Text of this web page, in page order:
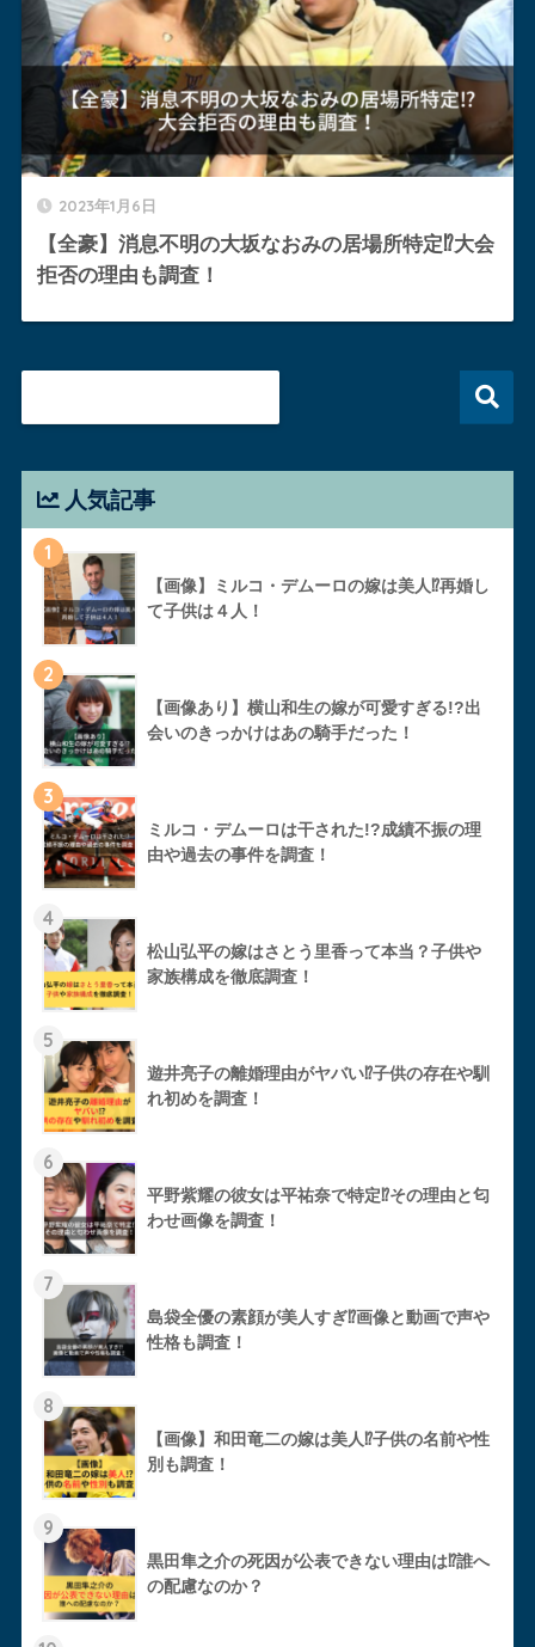
2023年1月6日
【全豪】消息不明の大坂なおみの居場所特定⁉︎大会
拒否の理由も調査！
人気記事
1
【画像】ミルコ・デムーロの嫁は美人⁉︎再婚し
て子供は４人！
2
【画像あり】横山和生の嫁が可愛すぎる!?出
会いのきっかけはあの騎手だった！
3
ミルコ・デムーロは干された!?成績不振の理
由や過去の事件を調査！
4
松山弘平の嫁はさとう里香って本当？子供や
家族構成を徹底調査！
5
遊井亮子の離婚理由がヤバい⁉︎子供の存在や馴
れ初めを調査！
6
平野紫耀の彼女は平祐奈で特定⁉︎その理由と匂
わせ画像を調査！
7
島袋全優の素顔が美人すぎ⁉︎画像と動画で声や
性格も調査！
8
【画像】和田竜二の嫁は美人⁉︎子供の名前や性
別も調査！
9
黒田隼之介の死因が公表できない理由は⁉︎誰へ
の配慮なのか？